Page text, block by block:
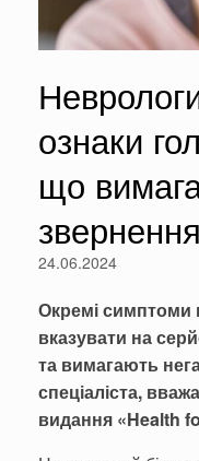
ознаки
що
24.06.2024
Окремі
вказувати на
та вимагають
спеціаліста,
видання «Health